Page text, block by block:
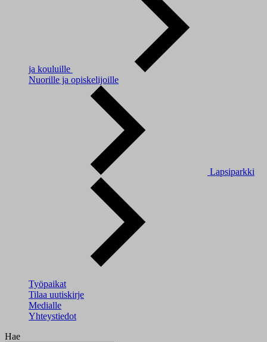
ja kouluille
Nuorille ja opiskelijoille
Lapsiparkki
Työpaikat
Tilaa uutiskirje
Medialle
Yhteystiedot
Hae